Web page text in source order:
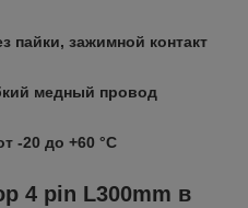
пайки, зажимной контакт
медный провод
-20 до +60 °C
4 pin L300mm в